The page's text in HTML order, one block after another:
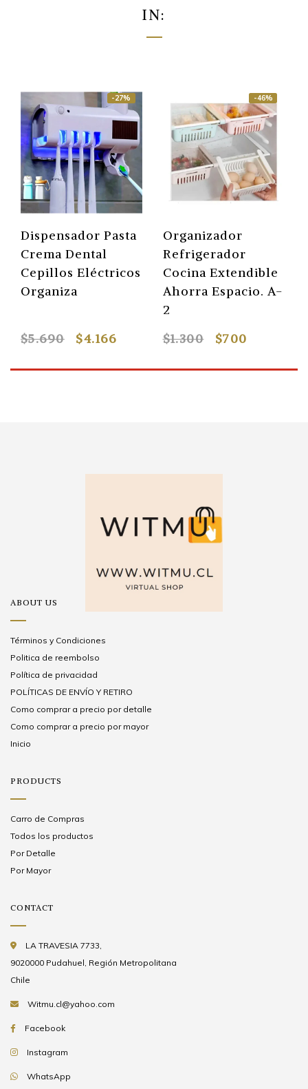
IN:
-27%
Dispensador Pasta
Crema Dental
Cepillos Eléctricos
Organiza
$5.690 $4.166
-46%
Organizador
Refrigerador
Cocina Extendible
Ahorra Espacio. A-
2
$1.300
$700
ABOUT US
Términos y Condiciones
Politica de reembolso
Política de privacidad
POLÍTICAS DE ENVÍO Y RETIRO
Como comprar a precio por detalle
Como comprar a precio por mayor
Inicio
PRODUCTS
Carro de Compras
Todos los productos
Por Detalle
Por Mayor
CONTACT
LA TRAVESIA 7733,
9020000 Pudahuel, Región Metropolitana
Chile
Witmu.cl@yahoo.com
Facebook
Instagram
WhatsApp